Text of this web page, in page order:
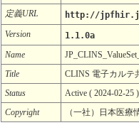
定義URL
http://jpfhir.jp/
Version
1.1.0a
Name
Title
CLINS 電子カルテ
Status
Active ( 2024-02-25 )
Copyright
（一社）日本医療